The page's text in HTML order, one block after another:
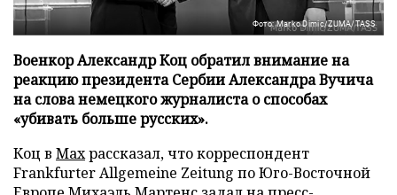
Фото: Marko Dimic/ZUMA/TASS
Военкор Александр Коц обратил внимание на
реакцию президента Сербии Александра Вучича
на слова немецкого журналиста о способах
«убивать больше русских».
Коц в Махрассказал, что корреспондент
Frankfurter Allgemeine Zeitung по Юго-Восточной